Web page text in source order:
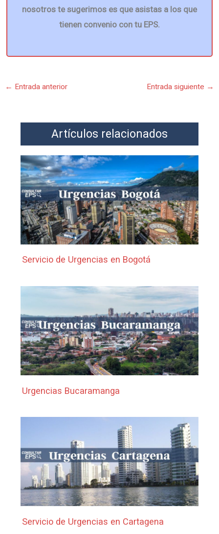
nosotros te sugerimos es que asistas a los que
tienen convenio con tu EPS.
← Entrada anterior Entrada siguiente →
Artículos relacionados
Servicio de Urgencias en Bogotá
Urgencias Bucaramanga
Servicio de Urgencias en Cartagena